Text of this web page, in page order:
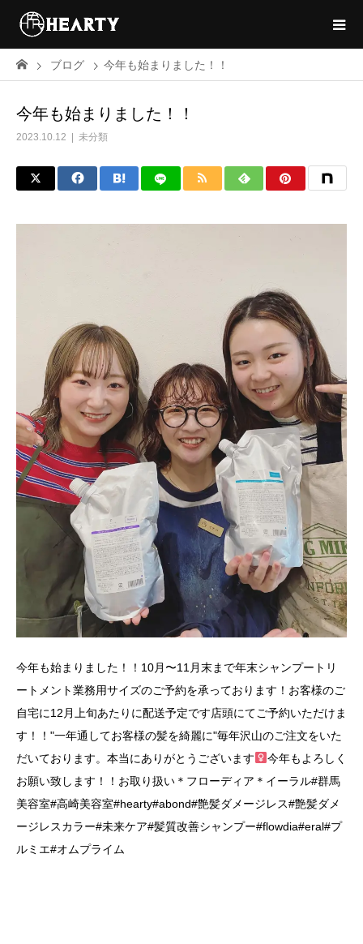
ブログ 今年も始まりました！！
今年も始まりました！！
2023.10.12 未分類
今年も始まりました！！10月〜11月末まで年末シャンプートリ
ートメント業務用サイズのご予約を承っております！お客様のご
自宅に12月上旬あたりに配送予定です店頭にてご予約いただけま
す！！"一年通してお客様の髪を綺麗に"毎年沢山のご注文をいた
だいております。本当にありがとうございます‍
今年もよろしく
お願い致します！！お取り扱い＊フローディア＊イーラル#群馬
美容室#高崎美容室#hearty#abond#艶髪ダメージレス#艶髪ダメ
ージレスカラー#未来ケア#髪質改善シャンプー#flowdia#eral#プ
ルミエ#オムプライム